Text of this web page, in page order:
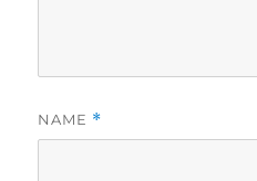
NAME *